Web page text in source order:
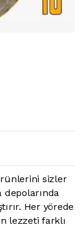
sizler
Her yörede
lezzeti farklı